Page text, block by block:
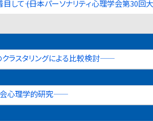
て―― (日本パーソナリティ心理学会第30回
スタリングによる比較検討――
心理学的研究――